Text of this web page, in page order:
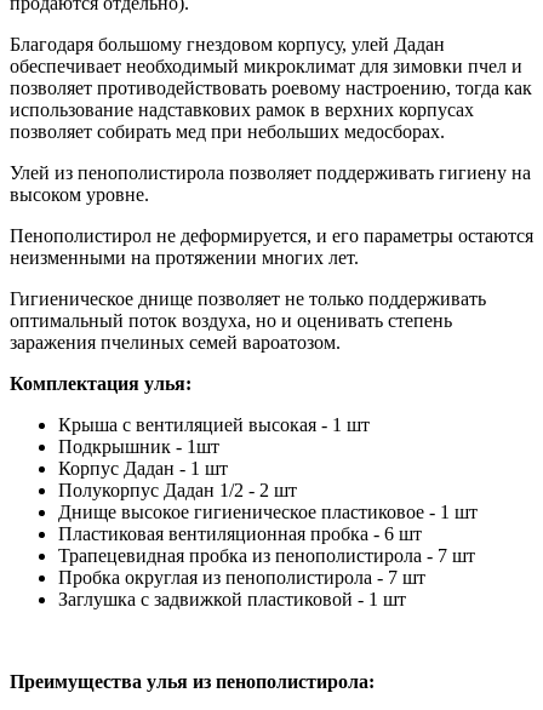
Благодаря большому гнездовом корпусу, улей Дадан
обеспечивает необходимый микроклимат для зимовки пчел и
позволяет противодействовать роевому настроению, тогда как
использование надставкових рамок в верхних корпусах
позволяет собирать мед при небольших медосборах.
Улей из пенополистирола позволяет поддерживать гигиену на
высоком уровне.
Пенополистирол не деформируется, и его параметры остаются
неизменными на протяжении многих лет.
Гигиеническое днище позволяет не только поддерживать
оптимальный поток воздуха, но и оценивать степень
заражения пчелиных семей вароатозом.
Комплектация улья:
Крыша с вентиляцией высокая - 1 шт
Подкрышник - 1шт
Корпус Дадан - 1 шт
Полукорпус Дадан 1/2 - 2 шт
Днище высокое гигиеническое пластиковое - 1 шт
Пластиковая вентиляционная пробка - 6 шт
Трапецевидная пробка из пенополистирола - 7 шт
Пробка округлая из пенополистирола - 7 шт
Заглушка с задвижкой пластиковой - 1 шт
Преимущества улья из пенополистирола: